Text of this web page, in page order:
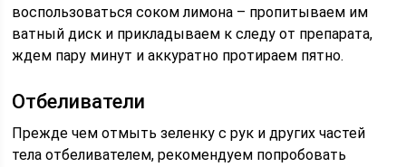
воспользоваться соком лимона – пропитываем им
ватный диск и прикладываем к следу от препарата,
ждем пару минут и аккуратно протираем пятно.
Отбеливатели
Прежде чем отмыть зеленку с рук и других частей
тела отбеливателем, рекомендуем попробовать